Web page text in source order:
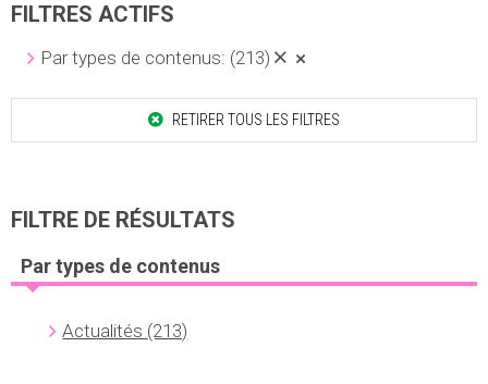
FILTRES ACTIFS
Par types de contenus: (213)
RETIRER TOUS LES FILTRES
FILTRE DE RÉSULTATS
Par types de contenus
Actualités (213)